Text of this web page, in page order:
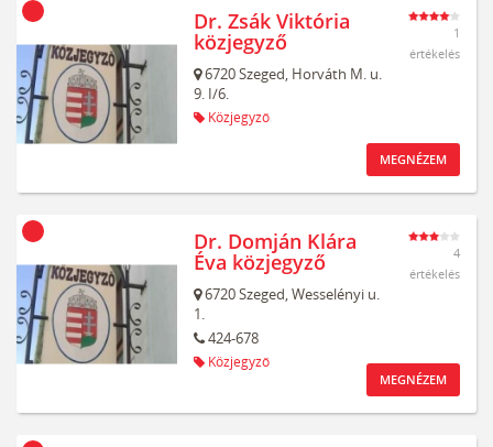
Dr. Zsák Viktória
közjegyző
6720Szeged, Horváth M. u.
9. I/6.
Közjegyző
1
értékelés
MEGNÉZEM
Dr. Domján Klára
Éva közjegyző
6720Szeged,Wesselényi u.
1.
424-678
Közjegyző
4
értékelés
MEGNÉZEM